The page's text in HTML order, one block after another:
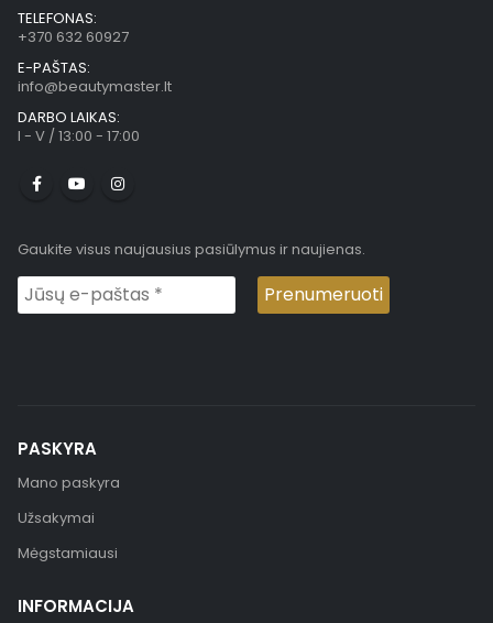
TELEFONAS:
+370 632 60927
E-PAŠTAS:
info@beautymaster.lt
DARBO LAIKAS:
I - V / 13:00 - 17:00
Gaukite visus naujausius pasiūlymus ir naujienas.
PASKYRA
Mano paskyra
Užsakymai
Mėgstamiausi
INFORMACIJA